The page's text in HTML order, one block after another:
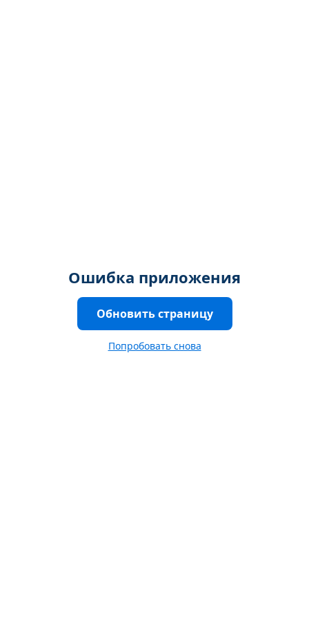
Ошибка приложения
Обновить страницу
Попробовать снова